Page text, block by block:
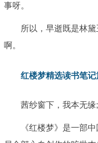
事呀。
所以，早逝既是林
啊。
红楼梦精选读书笔记
茜纱窗下，我本无
《红楼梦》是一部